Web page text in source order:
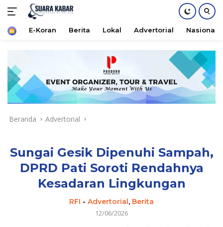
konten
HomeE-Koran Berita Lokal Advertorial Nasional
Beranda Advertorial
Sungai Gesik Dipenuhi Sampah,
DPRD Pati Soroti Rendahnya
Kesadaran Lingkungan
RFI - Advertorial, Berita
12/06/2026